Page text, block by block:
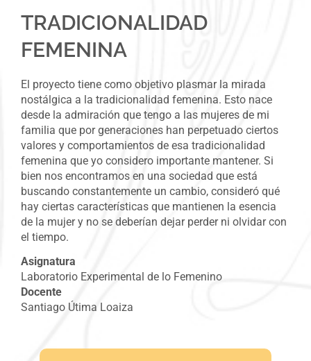
TRADICIONALIDAD
FEMENINA
El proyecto tiene como objetivo plasmar la mirada
nostálgica a la tradicionalidad femenina. Esto nace
desde la admiración que tengo a las mujeres de mi
familia que por generaciones han perpetuado ciertos
valores y comportamientos de esa tradicionalidad
femenina que yo considero importante mantener. Si
bien nos encontramos en una sociedad que está
buscando constantemente un cambio, consideró qué
hay ciertas características que mantienen la esencia
de la mujery no se deberían dejar perder ni olvidar con
el tiempo.
Asignatura
Laboratorio Experimental de lo Femenino
Docente
Santiago Útima Loaiza